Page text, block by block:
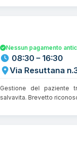
Nessun pagamento
08:30 – 16:30
Via Resuttana
Gestione del paziente
salvavita. Brevetto